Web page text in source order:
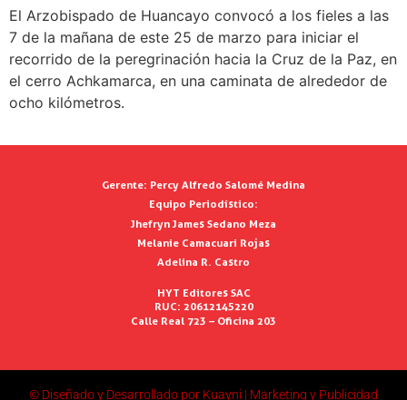
El Arzobispado de Huancayo convocó a los fieles a las
7 de la mañana de este 25 de marzo para iniciar el
recorrido de la peregrinación hacia la Cruz de la Paz, en
el cerro Achkamarca, en una caminata de alrededor de
ocho kilómetros.
Gerente: Percy Alfredo Salomé Medina
Equipo Periodístico:
Jhefryn James Sedano Meza
Melanie Camacuari Rojas
Adelina R. Castro
HYT Editores SAC
RUC: 20612145220
Calle Real 723 – Oficina 203
© Diseñado y Desarrollado por Kuayni | Marketing y Publicidad